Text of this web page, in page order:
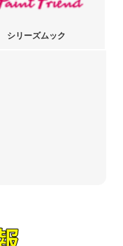
シリーズムック